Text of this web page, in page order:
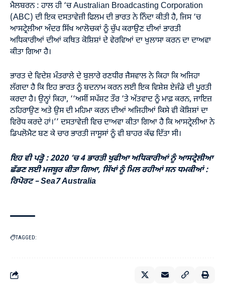
ਮੈਲਬਰਨ : ਹਾਲ ਹੀ ‘ਚ Australian Broadcasting Corporation
(ABC) ਦੀ ਇਕ ਦਸਤਾਵੇਜ਼ੀ ਫਿਲਮ ਦੀ ਭਾਰਤ ਨੇ ਨਿੰਦਾ ਕੀਤੀ ਹੈ, ਜਿਸ ‘ਚ
ਆਸਟ੍ਰੇਲੀਆ ਅੰਦਰ ਸਿੱਖ ਆਲੋਚਕਾਂ ਨੂੰ ਚੁੱਪ ਕਰਾਉਣ ਦੀਆਂ ਭਾਰਤੀ
ਅਧਿਕਾਰੀਆਂ ਦੀਆਂ ਕਥਿਤ ਕੋਸ਼ਿਸ਼ਾਂ ਦੇ ਵੇਰਵਿਆਂ ਦਾ ਖੁਲਾਸਾ ਕਰਨ ਦਾ ਦਾਅਵਾ
ਕੀਤਾ ਗਿਆ ਹੈ।
ਭਾਰਤ ਦੇ ਵਿਦੇਸ਼ ਮੰਤਰਾਲੇ ਦੇ ਬੁਲਾਰੇ ਰਣਧੀਰ ਜੈਸਵਾਲ ਨੇ ਕਿਹਾ ਕਿ ਅਜਿਹਾ
ਲੱਗਦਾ ਹੈ ਕਿ ਇਹ ਭਾਰਤ ਨੂੰ ਬਦਨਾਮ ਕਰਨ ਲਈ ਇਕ ਵਿਸ਼ੇਸ਼ ਏਜੰਡੇ ਦੀ ਪੂਰਤੀ
ਕਰਦਾ ਹੈ। ਉਨ੍ਹਾਂ ਕਿਹਾ, ‘‘ਅਸੀਂ ਸਪੱਸ਼ਟ ਤੌਰ ‘ਤੇ ਅੱਤਵਾਦ ਨੂੰ ਮਾਫ਼ ਕਰਨ, ਜਾਇਜ਼
ਠਹਿਰਾਉਣ ਅਤੇ ਉਸ ਦੀ ਮਹਿਮਾ ਕਰਨ ਦੀਆਂ ਅਜਿਹੀਆਂ ਕਿਸੇ ਵੀ ਕੋਸ਼ਿਸ਼ਾਂ ਦਾ
ਵਿਰੋਧ ਕਰਦੇ ਹਾਂ।’’ ਦਸਤਾਵੇਜ਼ੀ ਵਿਚ ਦਾਅਵਾ ਕੀਤਾ ਗਿਆ ਹੈ ਕਿ ਆਸਟ੍ਰੇਲੀਆ ਨੇ
ਡਿਪਲੋਮੈਟ ਬਣ ਕੇ ਚਾਰ ਭਾਰਤੀ ਜਾਸੂਸਾਂ ਨੂੰ ਵੀ ਬਾਹਰ ਕੱਢ ਦਿੱਤਾ ਸੀ।
ਇਹ ਵੀ ਪੜ੍ਹੋ :2020 ‘ਚ 4 ਭਾਰਤੀ ਖੁਫੀਆ ਅਧਿਕਾਰੀਆਂ ਨੂੰ ਆਸਟ੍ਰੇਲੀਆ
ਛੱਡਣ ਲਈ ਮਜਬੂਰ ਕੀਤਾ ਗਿਆ, ਸਿੱਖਾਂ ਨੂੰ ਮਿਲ ਰਹੀਆਂ ਸਨ ਧਮਕੀਆਂ :
ਰਿਪੋਰਟ – Sea7 Australia
TAGGED: